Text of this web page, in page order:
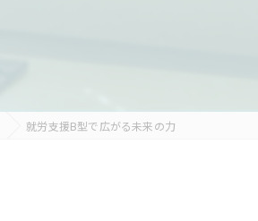
就労支援B型で広がる未来の力